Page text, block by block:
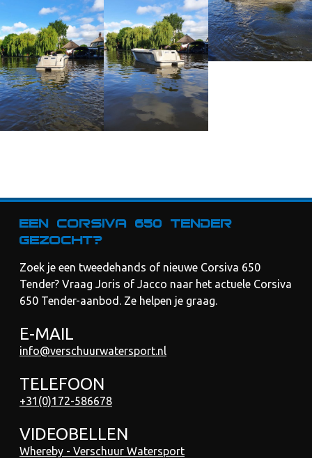
Een Corsiva 650 Tender
gezocht?
Zoek je een tweedehands of nieuwe Corsiva 650
Tender? Vraag Joris of Jacco naar het actuele Corsiva
650 Tender-aanbod. Ze helpen je graag.
E-MAIL
info@verschuurwatersport.nl
TELEFOON
+31(0)172-586678
VIDEOBELLEN
Whereby - Verschuur Watersport